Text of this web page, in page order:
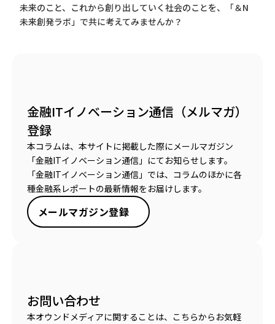
未来のこと、これから創り出していく社会のことを、「＆N
未来創発ラボ」で共に考えてみませんか？
金融ITイノベーション通信（メルマガ）
登録
本コラムは、本サイトに掲載した際にメールマガジン
「金融ITイノベーション通信」にてお知らせします。
「金融ITイノベーション通信」では、コラムのほかに各
種金融系レポートの最新情報をお届けします。
メールマガジン登録
お問い合わせ
本オウンドメディアに関することは、こちらからお気軽